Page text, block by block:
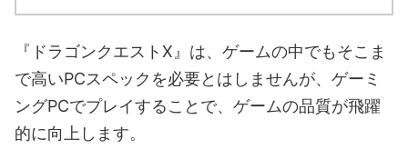
『ドラゴンクエストX』は、ゲームの中でもそこま
で高いPCスペックを必要とはしませんが、ゲーミ
ングPCでプレイすることで、ゲームの品質が飛躍
的に向上します。